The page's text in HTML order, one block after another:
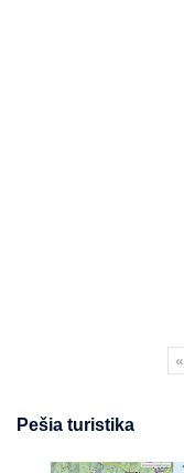
«
Pešia turistika